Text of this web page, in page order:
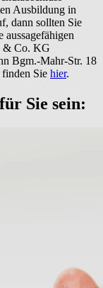
Ausbildung in
dann sollten Sie
aussagefähigen
& Co. KG
Bgm.-Mahr-Str. 18
Sie hier.
Sie sein: